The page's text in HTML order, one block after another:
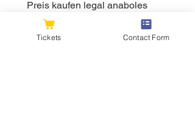
steroid zyklus.
Nebenwirkung von testosteron,
Tickets Contact Form